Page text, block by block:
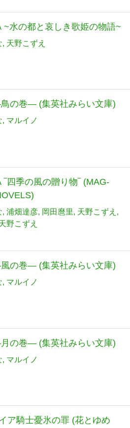
~水の都と哀しき歌姫の物語~
天野こずえ
の巻― (集英社みらい文庫)
マルイノ
‾四季の風の贈り物‾ (MAG-
浦畑達彦 岡田麿里
天野こずえ
野こずえ
の巻― (集英社みらい文庫)
マルイノ
の巻― (集英社みらい文庫)
マルイノ
ア騎士憂氷の罪 (花とゆめ